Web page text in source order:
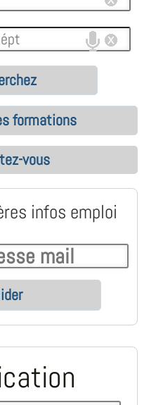
formations
vous
infos emploi